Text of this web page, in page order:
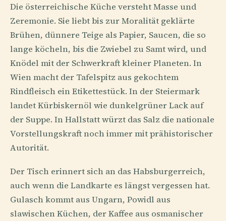
Die österreichische Küche versteht Masse und
Zeremonie. Sie liebt bis zur Moralität geklärte
Brühen, dünnere Teige als Papier, Saucen, die so
lange köcheln, bis die Zwiebel zu Samt wird, und
Knödel mit der Schwerkraft kleiner Planeten. In
Wien macht der Tafelspitz aus gekochtem
Rindfleisch ein Etikettestück. In der Steiermark
landet Kürbiskernöl wie dunkelgrüner Lack auf
der Suppe. In Hallstatt würzt das Salz die nationale
Vorstellungskraft noch immer mit prähistorischer
Autorität.
Der Tisch erinnert sich an das Habsburgerreich,
auch wenn die Landkarte es längst vergessen hat.
Gulasch kommt aus Ungarn, Powidl aus
slawischen Küchen, der Kaffee aus osmanischer